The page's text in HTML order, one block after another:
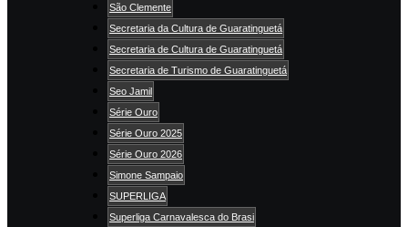
São Clemente
Secretaria da Cultura de Guaratinguetá
Secretaria de Cultura de Guaratinguetá
Secretaria de Turismo de Guaratinguetá
Seo Jamil
Série Ouro
Série Ouro 2025
Série Ouro 2026
Simone Sampaio
SUPERLIGA
Superliga Carnavalesca do Brasi